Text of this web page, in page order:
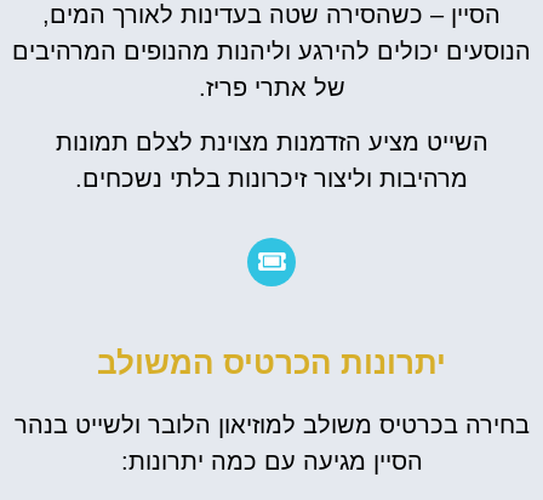
הסיין – כשהסירה שטה בעדינות לאורך המים,
הנוסעים יכולים להירגע וליהנות מהנופים המרהיבים
של אתרי פריז.
השייט מציע הזדמנות מצוינת לצלם תמונות
מרהיבות וליצור זיכרונות בלתי נשכחים.
יתרונות הכרטיס המשולב
בחירה בכרטיס משולב למוזיאון הלובר ולשייט בנהר
הסיין מגיעה עם כמה יתרונות: